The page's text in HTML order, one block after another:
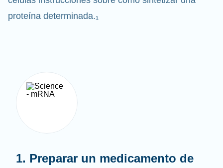
células instrucciones sobre cómo sintetizar una
proteína determinada.₁
1. Preparar un medicamento de